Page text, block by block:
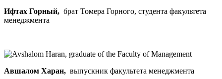
Ифтах Горный, брат Томера Горного, студента факультета
менеджмента
Авшалом Харан, выпускник факультета менеджмента